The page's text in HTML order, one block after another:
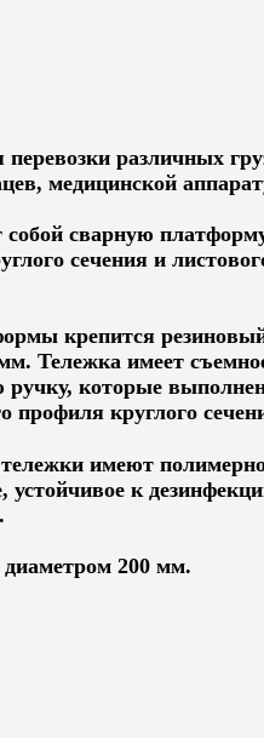
перевозки различных
медицинской
собой сварную
сечения и
крепится
Тележка имеет
ручку, которые
профиля круглого
имеют
к
диаметром 200 мм.